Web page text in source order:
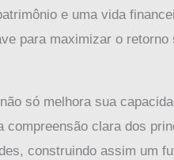
e uma vida
para maximizar o
só melhora sua
clara dos
construindo assim um